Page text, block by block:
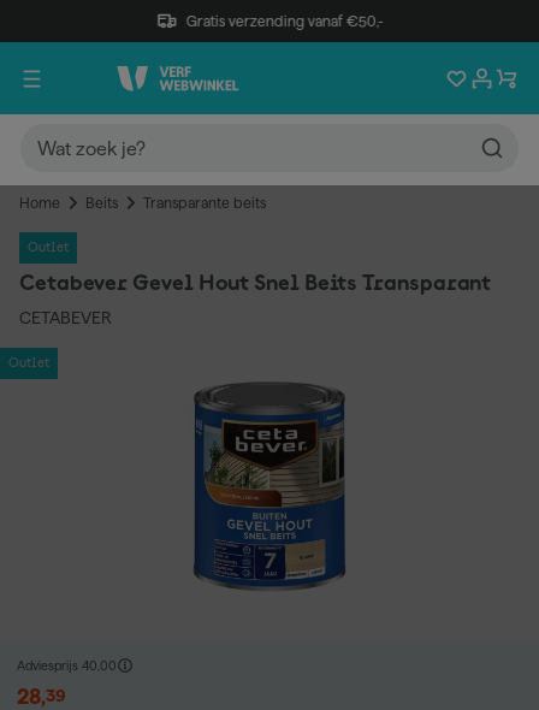
Gratis verzending vanaf €50,-
Home Beits Transparante beits
Outlet
Cetabever Gevel Hout Snel Beits Transparant
CETABEVER
Outlet
Adviesprijs 40,00
28,39